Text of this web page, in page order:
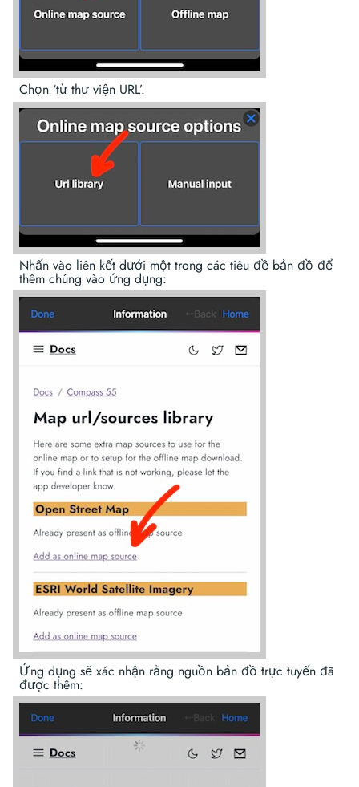
Chọn ‘từ thư viện URL’.
Nhấn vào liên kết dưới một trong các tiêu đề bản đồ để
thêm chúng vào ứng dụng:
Ứng dụng sẽ xác nhận rằng nguồn bản đồ trực tuyến đã
được thêm: